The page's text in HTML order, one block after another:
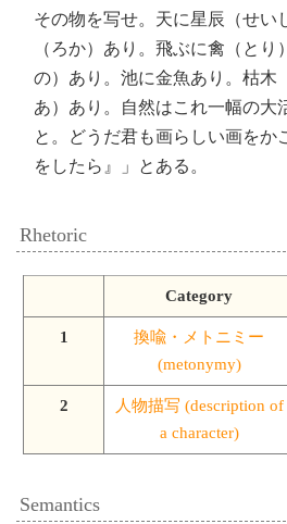
その物を写せ。天に星辰（せい
（ろか）あり。飛ぶに禽（と
の）あり。池に金魚あり。枯木
あ）あり。自然はこれ一幅の大
と。どうだ君も画らしい画をか
をしたら』」とある。
Rhetoric
Category
1
換喩・メトニミー
(metonymy)
2
人物描写 (description of
a character)
Semantics